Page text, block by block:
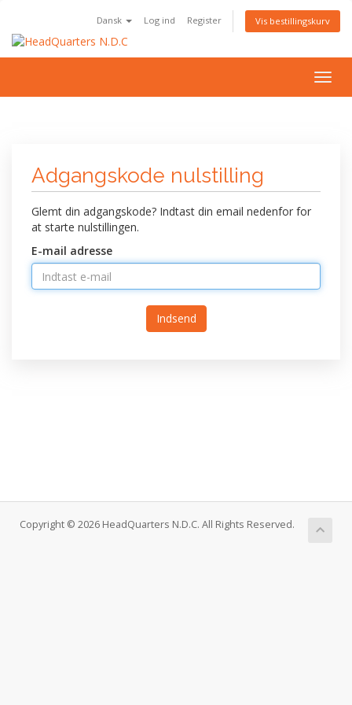
Dansk Log ind Register Vis bestillingskurv
Adgangskode nulstilling
Glemt din adgangskode? Indtast din email nedenfor for
at starte nulstillingen.
E-mail adresse
Indsend
Copyright © 2026 HeadQuarters N.D.C. All Rights Reserved.